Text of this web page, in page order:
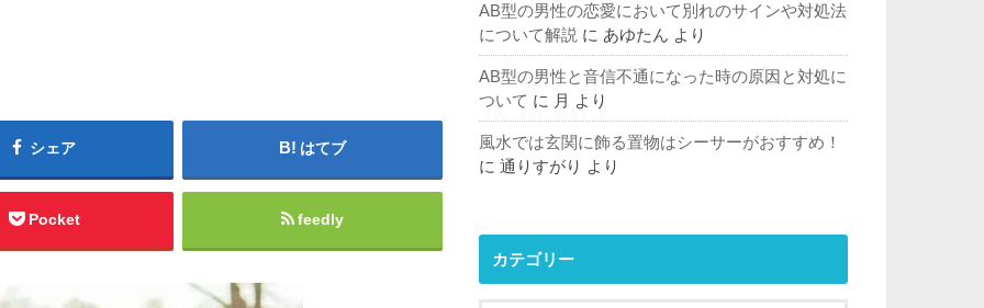
シェア はてブ
Pocket feedly
AB型の男性の恋愛において別れのサインや対処法
について解説 に あゆたん より
AB型の男性と音信不通になった時の原因と対処に
ついて に 月 より
風水では玄関に飾る置物はシーサーがおすすめ！
に 通りすがり より
カテゴリー